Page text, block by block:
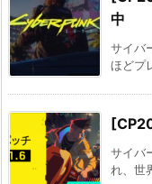
中
サイバ
ほどプ
サイバ
れ、世